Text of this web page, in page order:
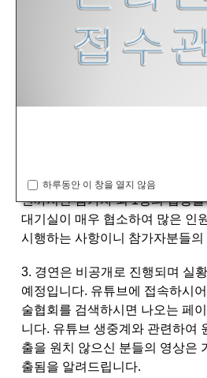
* 제16회 보훈전국무
질문사항 및 유
1. 경연당일 분장은 불가하며, 머
입이 가능함을 알려드리며, 예외
년까지만 참가자 외 1명의 입장
대기실이 매우 협소하여 많은 인
시행하는 사항이니 참가자분들
3. 경연은 비공개로 진행되며 실
예정입니다. 유튜브에 접속하시
술협회를 검색하시면 나오는 페
니다. 유튜브 생중계와 관련하여
출을 원치 않으신 분들의 영상은
출됨을 알려드립니다.
하루동안 이 창을 열지 않음